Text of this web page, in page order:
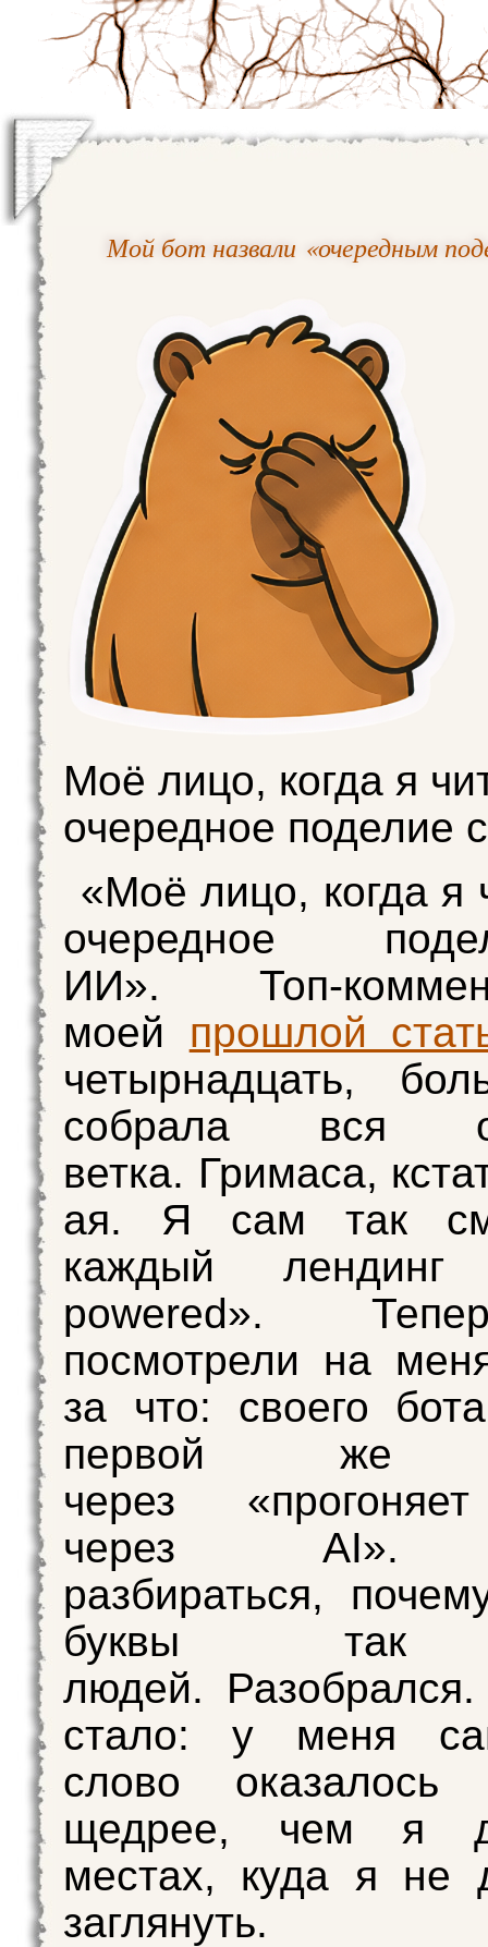
Мой бот назвали «очередным
Моё лицо, когда я
очередное поделие
«Моё лицо, когда я
очередное
ИИ». Топ-
моей прошлой
четырнадцать,
собрала вся
ветка. Гримаса,
ая. Я сам так
каждый
powered».
посмотрели на
за что: своего
первой же
через
через AI».
разбираться,
буквы так
людей.
стало: у меня
слово оказалось
щедрее, чем я
местах, куда я не
заглянуть.